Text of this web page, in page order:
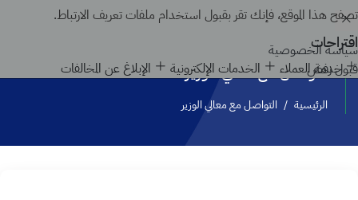
اقتراحات
خدمة العملاء الخدمات الإلكترونية الإبلاغ عن المخالفات التواصل مع معالي الوزير
الرئيسية / التواصل مع معالي الوزير
تصفح هذا الموقع، فإنك تقر بقبول استخدام ملفات تعريف الارتباط.
سياسة الخصوصية
قبولرفض